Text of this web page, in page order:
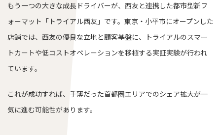
もう一つの大きな成長ドライバーが、西友と連携した都市型新フ
ォーマット「トライアル西友」です。東京・小平市にオープンした
店舗では、西友の優良な立地と顧客基盤に、トライアルのスマー
トカートや低コストオペレーションを移植する実証実験が行われ
ています。
これが成功すれば、手薄だった首都圏エリアでのシェア拡大が一
気に進む可能性があります。